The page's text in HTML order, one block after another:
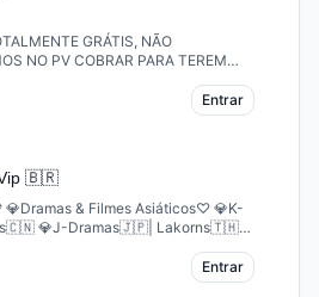
GRÁTIS, NÃO
NO PV COBRAR PARA TEREM
Entrar
Vip 🇧🇷
💎Dramas & Filmes Asiáticos♡ 💎K-
💎J-Dramas🇯🇵| Lakorns🇹🇭
ENTRAR, LEIA AS REGRAS🫰🏻
Entrar